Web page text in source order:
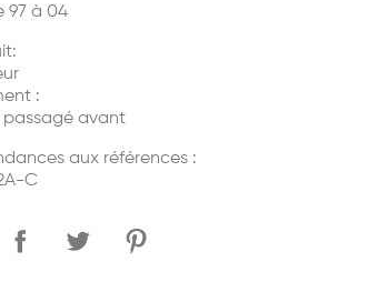
97 à 04
:
avant
aux références :
C